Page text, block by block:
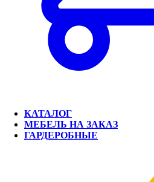
КАТАЛОГ
МЕБЕЛЬ НА ЗАКАЗ
ГАРДЕРОБНЫЕ